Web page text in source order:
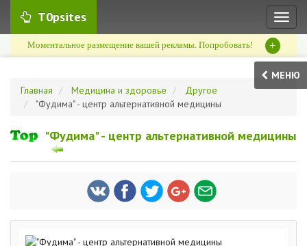
T0psites
Моментальное размещение вашей рекламы. Попробовать! +
МЕНЮ
Главная
Медицина и здоровье
Другое
"Фудима" - центр альтернативной медицины
"Фудима" - центр альтернативной медицины